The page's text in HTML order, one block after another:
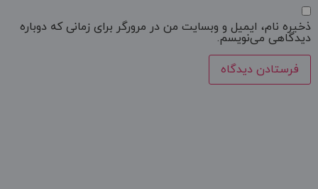
ذخیره نام، ایمیل و وبسایت من در مرورگر برای زمانی که دوباره
دیدگاهی می‌نویسم.